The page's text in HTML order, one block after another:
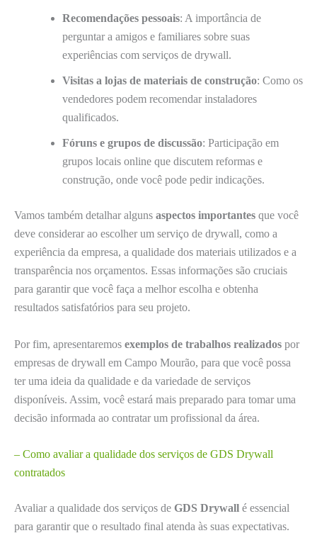
Recomendações pessoais: A importância de
perguntar a amigos e familiares sobre suas
experiências com serviços de drywall.
Visitas a lojas de materiais de construção: Como os
vendedores podem recomendar instaladores
qualificados.
Fóruns e grupos de discussão: Participação em
grupos locais online que discutem reformas e
construção, onde você pode pedir indicações.
Vamos também detalhar alguns aspectos importantes que você
deve considerar ao escolher um serviço de drywall, como a
experiência da empresa, a qualidade dos materiais utilizados e a
transparência nos orçamentos. Essas informações são cruciais
para garantir que você faça a melhor escolha e obtenha
resultados satisfatórios para seu projeto.
Por fim, apresentaremos exemplos de trabalhos realizados por
empresas de drywall em Campo Mourão, para que você possa
ter uma ideia da qualidade e da variedade de serviços
disponíveis. Assim, você estará mais preparado para tomar uma
decisão informada ao contratar um profissional da área.
– Como avaliar a qualidade dos serviços de GDS Drywall
contratados
Avaliar a qualidade dos serviços de GDS Drywall é essencial
para garantir que o resultado final atenda às suas expectativas.